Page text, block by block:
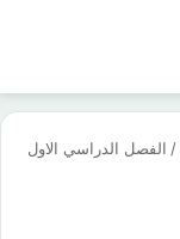
/ الفصل الدراسي الاول